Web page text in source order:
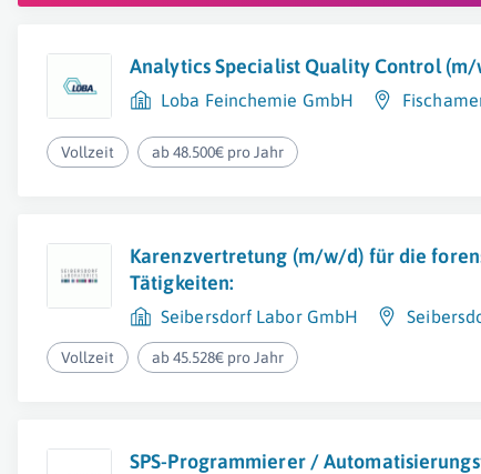
Analytics Specialist Quality Control
Loba Feinchemie GmbH
Vollzeit ab 48.500€ pro Jahr
Karenzvertretung (m/w/d) für die
Tätigkeiten:
Seibersdorf Labor GmbH
Vollzeit ab 45.528€ pro Jahr
SPS-Programmierer /